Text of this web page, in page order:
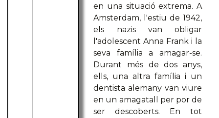
en una situació extrema. A
Amsterdam, l'estiu de 1942,
els nazis van obligar
l'adolescent Anna Frank i la
seva família a amagar-se.
Durant més de dos anys,
ells, una altra família i un
dentista alemany van viure
en un amagatall per por de
ser descoberts. En tot